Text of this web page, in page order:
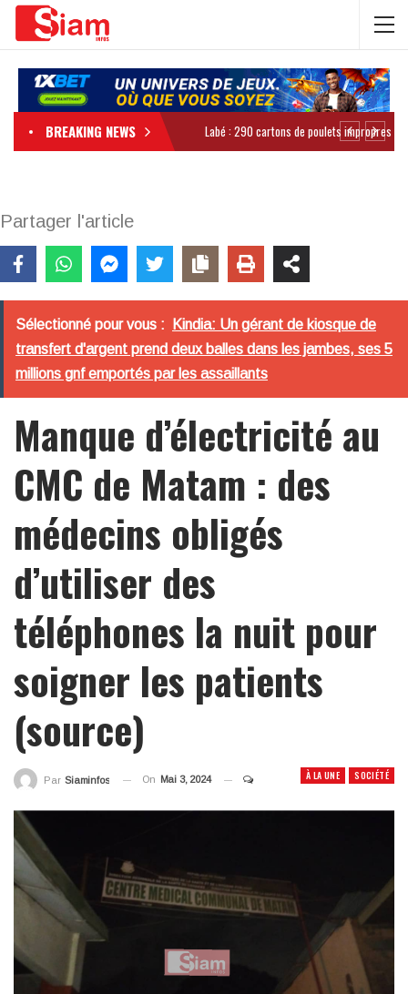
BREAKING NEWS
Partager l'article
Sélectionné pour vous :
Kindia: Un gérant de kiosque de
transfert d'argent prend deux balles dans les jambes, ses 5
millions gnf emportés par les assaillants
Manque d’électricité au
CMC de Matam : des
médecins obligés
d’utiliser des
téléphones la nuit pour
soigner les patients
(source)
À LA UNE SOCIÉTÉ
Par Siaminfos On Mai 3, 2024